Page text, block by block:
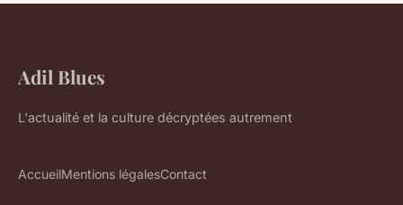
Adil Blues
L'actualité et la culture décryptées autrement
AccueilMentions légalesContact